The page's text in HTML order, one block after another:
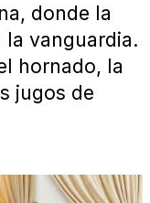
donde la
vanguardia.
hornado, la
jugos de